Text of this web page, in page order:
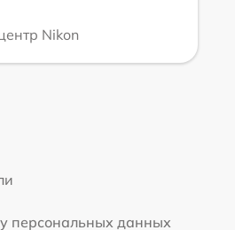
Nikon
персональных данных